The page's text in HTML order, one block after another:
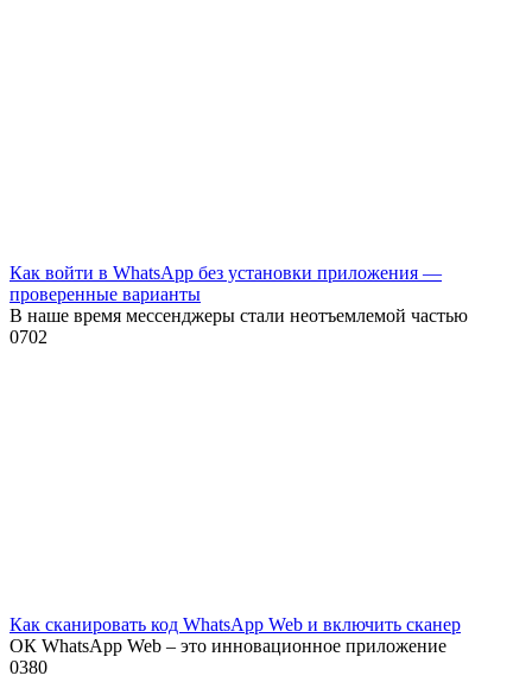
Как войти в WhatsApp без установки приложения —
проверенные варианты
В наше время мессенджеры стали неотъемлемой частью
0702
Как сканировать код WhatsApp Web и включить сканер
ОК WhatsApp Web – это инновационное приложение
0380